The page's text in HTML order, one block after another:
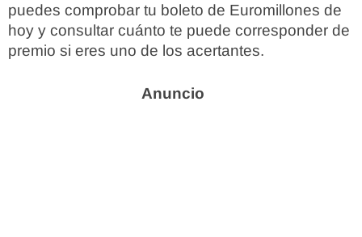
puedes comprobar tu boleto de Euromillones de
hoy y consultar cuánto te puede corresponder de
premio si eres uno de los acertantes.